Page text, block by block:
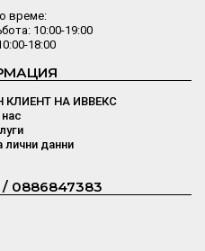
време:
10:00-19:00
18:00
НА ИВВЕКС
лични данни
/ 0886847383